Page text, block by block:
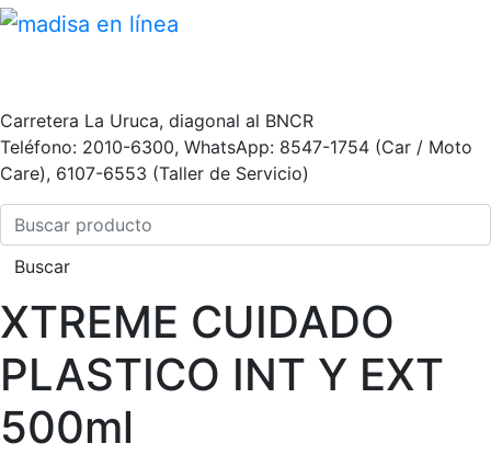
Carretera La Uruca, diagonal al BNCR
Teléfono: 2010-6300, WhatsApp: 8547-1754 (Car / Moto
Care), 6107-6553 (Taller de Servicio)
Buscar
XTREME CUIDADO
PLASTICO INT Y EXT
500ml